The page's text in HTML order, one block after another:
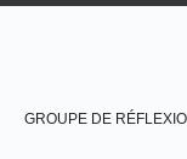
GROUPE DE